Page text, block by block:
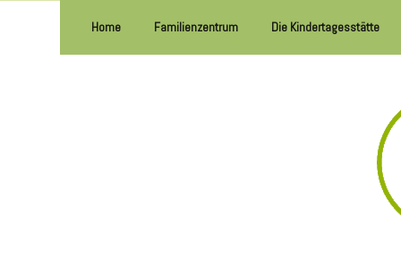
Home Familienzentrum Die Kindertagesstätte
Innen- und